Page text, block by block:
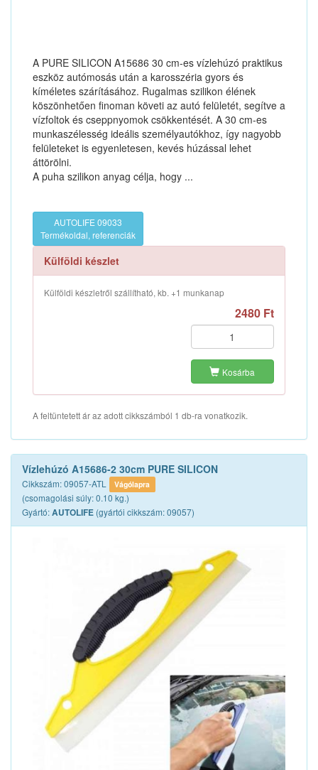
A PURE SILICON A15686 30 cm-es vízlehúzó praktikus
eszköz autómosás után a karosszéria gyors és
kíméletes szárításához. Rugalmas szilikon élének
köszönhetően finoman követi az autó felületét, segítve a
vízfoltok és cseppnyomok csökkentését. A 30 cm-es
munkaszélesség ideális személyautókhoz, így nagyobb
felületeket is egyenletesen, kevés húzással lehet
áttörölni.
A puha szilikon anyag célja, hogy ...
AUTOLIFE 09033
Termékoldal, referenciák
Külföldi készlet
Külföldi készletről szállítható, kb. +1 munkanap
2480 Ft
Kosárba
A feltüntetett ár az adott cikkszámból 1 db-ra vonatkozik.
Vízlehúzó A15686-2 30cm PURE SILICON
Cikkszám: 09057-ATL Vágólapra
(csomagolási súly: 0.10 kg.)
Gyártó:AUTOLIFE (gyártói cikkszám: 09057)